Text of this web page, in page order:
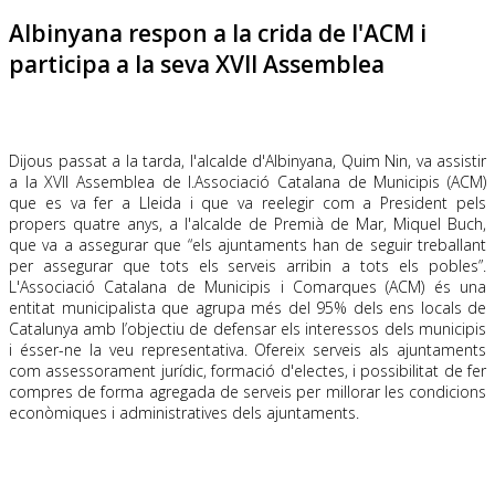
Albinyana respon a la crida de l'ACM i
participa a la seva XVII Assemblea
Dijous passat a la tarda, l'alcalde d'Albinyana, Quim Nin, va assistir
a la XVII Assemblea de l.Associació Catalana de Municipis (ACM)
que es va fer a Lleida i que va reelegir com a President pels
propers quatre anys, a l'alcalde de Premià de Mar, Miquel Buch,
que va a assegurar que “els ajuntaments han de seguir treballant
per assegurar que tots els serveis arribin a tots els pobles”.
L'Associació Catalana de Municipis i Comarques (ACM) és una
entitat municipalista que agrupa més del 95% dels ens locals de
Catalunya amb l’objectiu de defensar els interessos dels municipis
i ésser-ne la veu representativa. Ofereix serveis als ajuntaments
com assessorament jurídic, formació d'electes, i possibilitat de fer
compres de forma agregada de serveis per millorar les condicions
econòmiques i administratives dels ajuntaments.